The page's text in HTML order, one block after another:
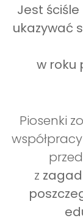
Jest
ukazywać
w roku
Piosenki
z